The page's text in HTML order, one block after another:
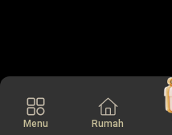
Menu Rumah